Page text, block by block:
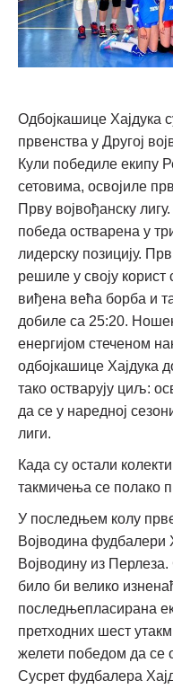
Одбојкашице Хајдука
првенства у Другој
Кули победиле екипу
сетовима, освојиле
Прву војвођанску
победа остварена у
лидерску позицију.
решиле у своју корист
виђена већа борба и
добиле са 25:20.
енергијом стеченом
одбојкашице Хајдука
тако остварују циљ:
да се у наредној
лиги.
Када су остали
такмичења се полако
У последњем колу
Војводина фудбалери
Војводину из
било би велико
последњепласирана
претходних шест
желети победом да се
Сусрет фудбалера